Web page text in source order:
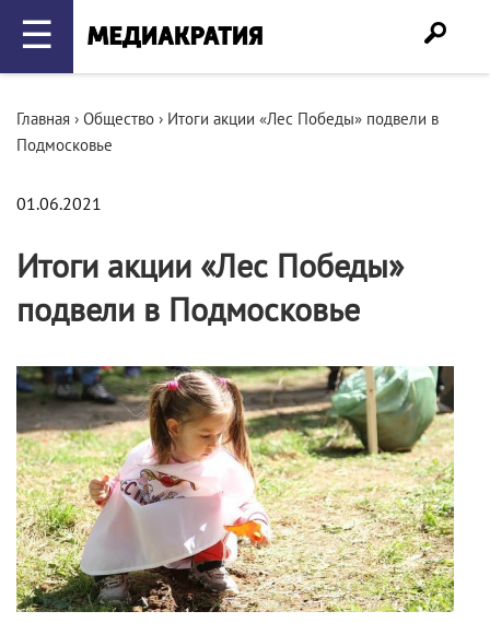
☰
Главная › Общество › Итоги акции «Лес Победы» подвели в
Подмосковье
01.06.2021
Итоги акции «Лес Победы»
подвели в Подмосковье